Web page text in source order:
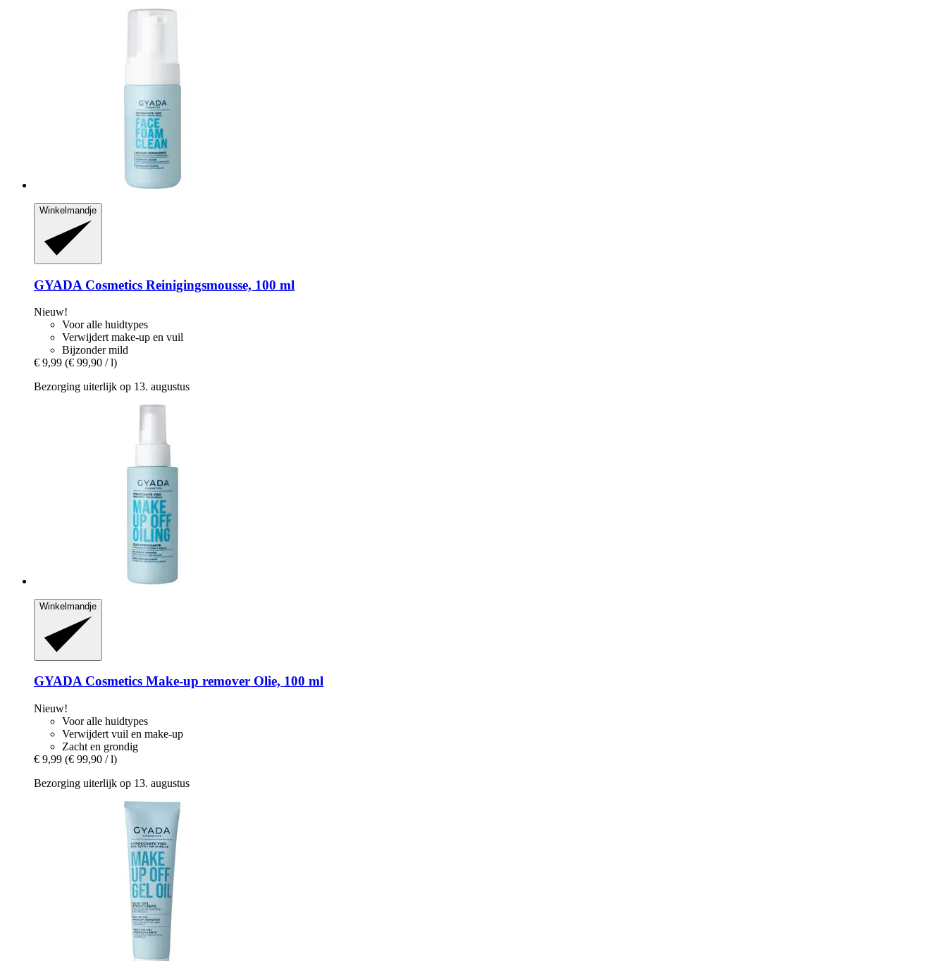
Winkelmandje
GYADA Cosmetics Reinigingsmousse, 100 ml
Nieuw!
Voor alle huidtypes
Verwijdert make-up en vuil
Bijzonder mild
€ 9,99 (€ 99,90 / l)
Bezorging uiterlijk op 13. augustus
Winkelmandje
GYADA Cosmetics Make-​up remover Olie, 100 ml
Nieuw!
Voor alle huidtypes
Verwijdert vuil en make-up
Zacht en grondig
€ 9,99 (€ 99,90 / l)
Bezorging uiterlijk op 13. augustus